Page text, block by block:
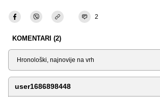
2
KOMENTARI (2)
Sortiraj
user1686898448